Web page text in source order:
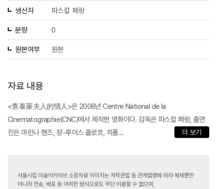
생산자 파스칼 페랑
분량 0
원본여부 원본
자료 내용
<查泰萊夫人的情人>은 2006년 Centre National de la
Cinematographie(CNC)에서 제작한 영화이다. 감독은 파스칼 페랑, 출연
진은 마린나 핸즈, 쟝-루이스 콜로흐, 히폴...
더 보기
서울시립 미술아카이브 소장자료 이미지는 저작권법 등 관계법령에 따라 복제뿐만
아니라 전송, 배포 등 어떠한 방식으로도 무단 이용할 수 없으며,